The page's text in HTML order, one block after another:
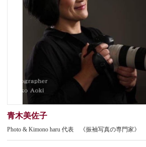
青木美佐子
Photo & Kimono haru 代表 《振袖写真の専門家》